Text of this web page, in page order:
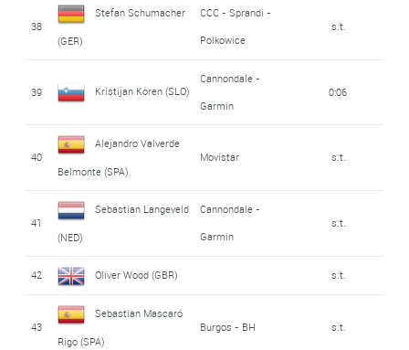
38
Stefan Schumacher
(GER)
CCC - Sprandi -
Polkowice
s.t.
39 Kristijan Koren (SLO)
Cannondale -
Garmin
0:06
40
Alejandro Valverde
Belmonte (SPA)
Movistar s.t.
41
Sebastian Langeveld
(NED)
Cannondale -
Garmin
s.t.
42 Oliver Wood (GBR) s.t.
43
Sebastian Mascaró
Rigo (SPA)
Burgos - BH s.t.